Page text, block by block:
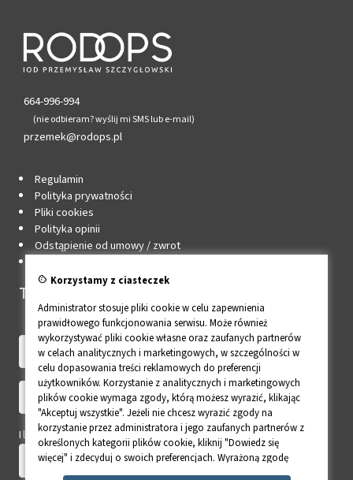
664-996-994
(nie odbieram? wyślij mi SMS lub e-mail)
przemek@rodops.pl
Regulamin
Polityka prywatności
Pliki cookies
Polityka opinii
Odstąpienie od umowy / zwrot
Twoje konto
Ile to 6 + 8?
cookie Korzystamy z ciasteczek
Administrator stosuje pliki cookie w celu zapewnienia
prawidłowego funkcjonowania serwisu. Może również
wykorzystywać pliki cookie własne oraz zaufanych partnerów
w celach analitycznych i marketingowych, w szczególności w
celu dopasowania treści reklamowych do preferencji
użytkowników. Korzystanie z analitycznych i marketingowych
plików cookie wymaga zgody, którą możesz wyrazić, klikając
"Akceptuj wszystkie". Jeżeli nie chcesz wyrazić zgody na
korzystanie przez administratora i jego zaufanych partnerów z
określonych kategorii plików cookie, kliknij "Dowiedz się
więcej" i zdecyduj o swoich preferencjach. Wyrażoną zgodę
można wycofać w każdym momencie poprzez zmianę